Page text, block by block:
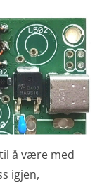
å være med
igjen,